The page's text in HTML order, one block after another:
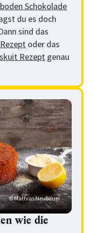
Schokolade
du es doch
sind das
oder das
Rezept genau
© Mathias Neubauer
wie die